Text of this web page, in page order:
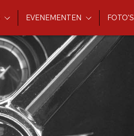
EVENEMENTEN FOTO'S